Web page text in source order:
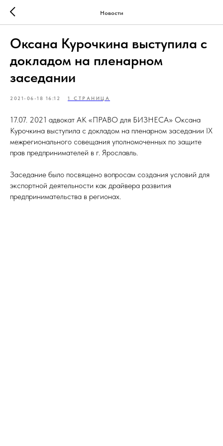
Новости
Оксана Курочкина выступила с
докладом на пленарном
заседании
2021-06-18 16:12 1 СТРАНИЦА
17.07. 2021 адвокат АК «ПРАВО для БИЗНЕСА» Оксана
Курочкина выступила с докладом на пленарном заседании IX
межрегионального совещания уполномоченных по защите
прав предпринимателей в г. Ярославль.
Заседание было посвящено вопросам создания условий для
экспортной деятельности как драйвера развития
предпринимательства в регионах.